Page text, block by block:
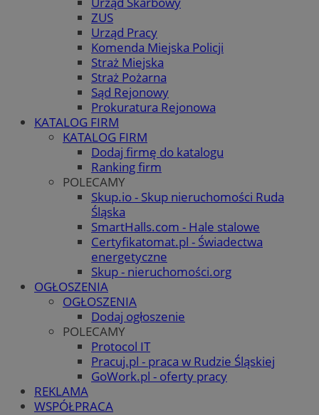
ZUS
Urząd Pracy
Komenda Miejska Policji
Straż Miejska
Straż Pożarna
Sąd Rejonowy
Prokuratura Rejonowa
KATALOG FIRM
KATALOG FIRM
Dodaj firmę do katalogu
Ranking firm
POLECAMY
Skup.io - Skup nieruchomości Ruda
Śląska
SmartHalls.com - Hale stalowe
Certyfikatomat.pl - Świadectwa
energetyczne
Skup - nieruchomości.org
OGŁOSZENIA
OGŁOSZENIA
Dodaj ogłoszenie
POLECAMY
Protocol IT
Pracuj.pl - praca w Rudzie Śląskiej
GoWork.pl - oferty pracy
REKLAMA
WSPÓŁPRACA